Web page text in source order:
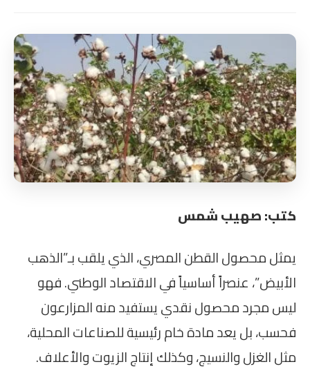
كتب: صهيب شمس
يمثل محصول القطن المصري، الذي يلقب بـ”الذهب
الأبيض”، عنصراً أساسياً في الاقتصاد الوطني. فهو
ليس مجرد محصول نقدي يستفيد منه المزارعون
فحسب، بل يعد مادة خام رئيسية للصناعات المحلية،
مثل الغزل والنسيج، وكذلك إنتاج الزيوت والأعلاف.